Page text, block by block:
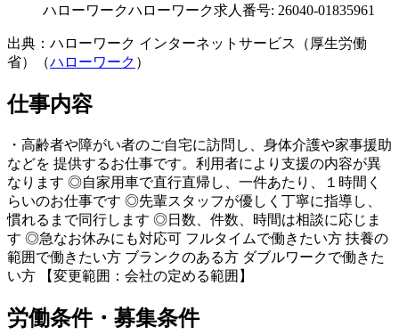
ハローワークハローワーク求人番号: 26040-01835961
出典：ハローワーク インターネットサービス（厚生労働
省）（ハローワーク ）
仕事内容
・高齢者や障がい者のご自宅に訪問し、身体介護や家事援助
などを 提供するお仕事です。利用者により支援の内容が異
なります ◎自家用車で直行直帰し、一件あたり、１時間く
らいのお仕事です ◎先輩スタッフが優しく丁寧に指導し、
慣れるまで同行します ◎日数、件数、時間は相談に応じま
す ◎急なお休みにも対応可 フルタイムで働きたい方 扶養の
範囲で働きたい方 ブランクのある方 ダブルワークで働きた
い方 【変更範囲：会社の定める範囲】
労働条件・募集条件